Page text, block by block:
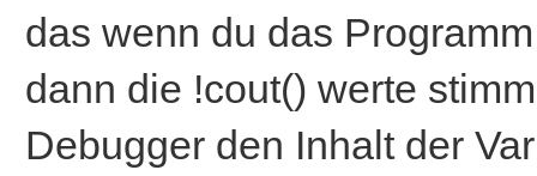
das wenn du das
dann die !cout() werte
Debugger den Inhalt der